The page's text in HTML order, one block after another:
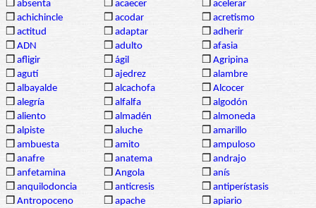
❒ absenta ❒ acaecer ❒ acelerar
❒ achichincle ❒ acodar ❒ acretismo
❒ actitud ❒ adaptar ❒ adherir
❒ ADN ❒ adulto ❒ afasia
❒ afligir ❒ ágil ❒ Agripina
❒ agutí ❒ ajedrez ❒ alambre
❒ albayalde ❒ alcachofa ❒ Alcocer
❒ alegría ❒ alfalfa ❒ algodón
❒ aliento ❒ almadén ❒ almoneda
❒ alpiste ❒ aluche ❒ amarillo
❒ ambuesta ❒ amito ❒ ampuloso
❒ anafre ❒ anatema ❒ andrajo
❒ anfetamina ❒ Angola ❒ anís
❒ anquilodoncia ❒ anticresis ❒ antiperístasis
❒ Antropoceno ❒ apache ❒ apiario